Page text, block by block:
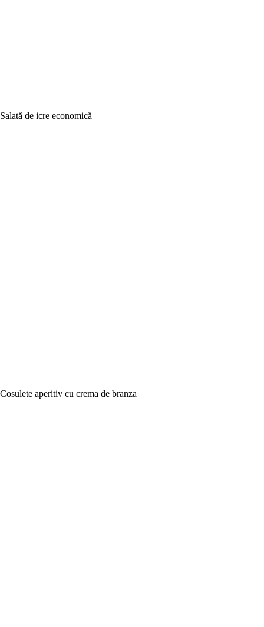
Salată de icre economică
Cosulete aperitiv cu crema de branza